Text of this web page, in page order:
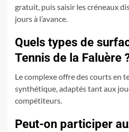
gratuit, puis saisir les créneaux
jours à l’avance.
Quels types de
Tennis de la Faluère
Le complexe offre des courts en
synthétique, adaptés tant aux
compétiteurs.
Peut-on participer